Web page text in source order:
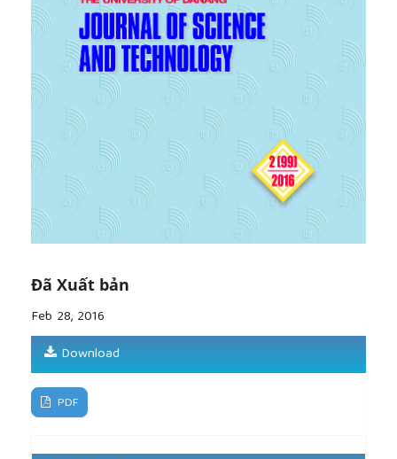
Đã Xuất bản
Feb 28, 2016
Download
PDF